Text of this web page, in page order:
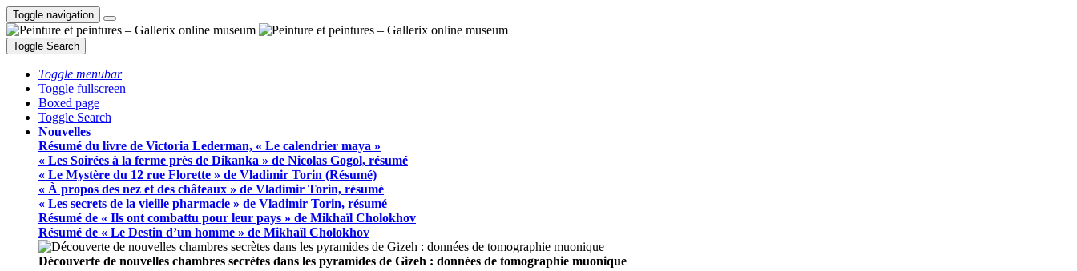
Toggle navigation
Toggle Search
Toggle menubar
Toggle fullscreen
Boxed page
Toggle Search
Nouvelles
Résumé du livre de Victoria Lederman, « Le calendrier maya »
« Les Soirées à la ferme près de Dikanka » de Nicolas Gogol, résumé
« Le Mystère du 12 rue Florette » de Vladimir Torin (Résumé)
« À propos des nez et des châteaux » de Vladimir Torin, résumé
« Les secrets de la vieille pharmacie » de Vladimir Torin, résumé
Résumé de « Ils ont combattu pour leur pays » de Mikhaïl Cholokhov
Résumé de « Le Destin d’un homme » de Mikhaïl Cholokhov
Découverte de nouvelles chambres secrètes dans les pyramides de Gizeh : données de tomographie muonique